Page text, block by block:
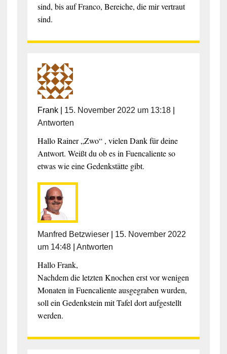
sind, bis auf Franco, Bereiche, die mir vertraut
sind.
Frank| 15. November 2022 um 13:18|
Antworten
Hallo Rainer „Zwo“ , vielen Dank für deine
Antwort. Weißt du ob es in Fuencaliente so
etwas wie eine Gedenkstätte gibt.
Manfred Betzwieser| 15. November 2022
um 14:48| Antworten
Hallo Frank,
Nachdem die letzten Knochen erst vor wenigen
Monaten in Fuencaliente ausgegraben wurden,
soll ein Gedenkstein mit Tafel dort aufgestellt
werden.